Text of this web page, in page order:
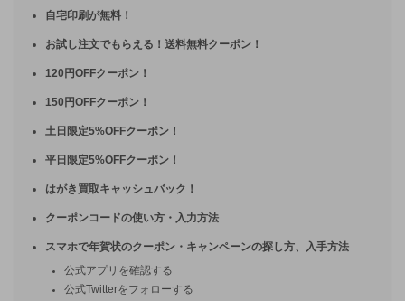
自宅印刷が無料！
お試し注文でもらえる！送料無料クーポン！
120円OFFクーポン！
150円OFFクーポン！
土日限定5%OFFクーポン！
平日限定5%OFFクーポン！
はがき買取キャッシュバック！
クーポンコードの使い方・入力方法
スマホで年賀状のクーポン・キャンペーンの探し方、入手方法
公式アプリを確認する
公式Twitterをフォローする